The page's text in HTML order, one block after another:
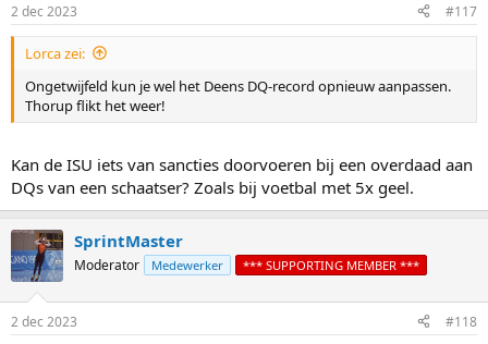
s
:
2 dec 2023 #117
Lorca zei:
Ongetwijfeld kun je wel het Deens DQ-record opnieuw aanpassen.
Thorup flikt het weer!
Kan de ISU iets van sancties doorvoeren bij een overdaad aan
DQs van een schaatser? Zoals bij voetbal met 5x geel.
SprintMaster
Moderator Medewerker *** SUPPORTING MEMBER ***
2 dec 2023 #118